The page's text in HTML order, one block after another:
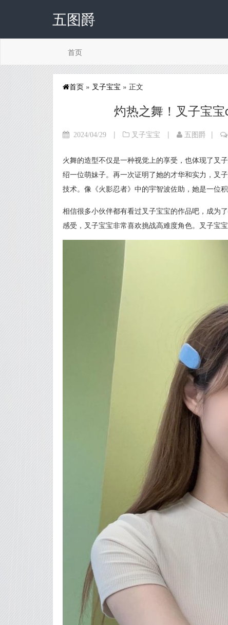
五图爵
首页
首页 » 叉子宝宝 » 正文
灼热之舞！叉子宝
2024/04/29 | 叉子宝宝 | 五图爵 |
火舞的造型不仅是一种视觉上的享受，也体现了叉
绍一位萌妹子。再一次证明了她的才华和实力，叉
技术。像《火影忍者》中的宇智波佐助，她是一位
相信很多小伙伴都有看过叉子宝宝的作品吧，成为
感受，叉子宝宝非常喜欢挑战高难度角色。叉子宝